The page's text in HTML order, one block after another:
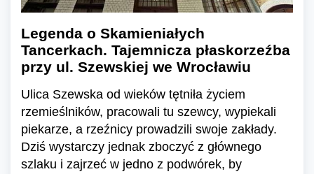
Legenda o Skamieniałych
Tancerkach. Tajemnicza płaskorzeźba
przy ul. Szewskiej we Wrocławiu
Ulica Szewska od wieków tętniła życiem
rzemieślników, pracowali tu szewcy, wypiekali
piekarze, a rzeźnicy prowadzili swoje zakłady.
Dziś wystarczy jednak zboczyć z głównego
szlaku i zajrzeć w jedno z podwórek, by